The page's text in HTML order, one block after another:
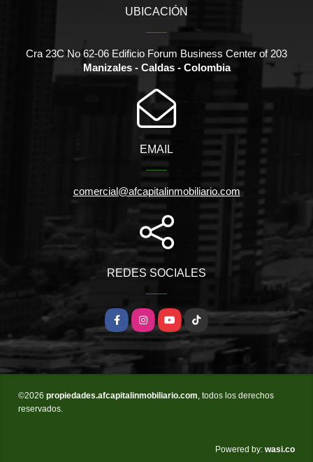
UBICACIÓN
Cra 23C No 62-06 Edificio Forum Business Center of 203
Manizales - Caldas - Colombia
EMAIL
comercial@afcapitalinmobiliario.com
REDES SOCIALES
FacebookInstagramYouTubeTikTok
©2026 propiedades.afcapitalinmobiliario.com, todos los derechos
reservados.
Powered by: wasi.co